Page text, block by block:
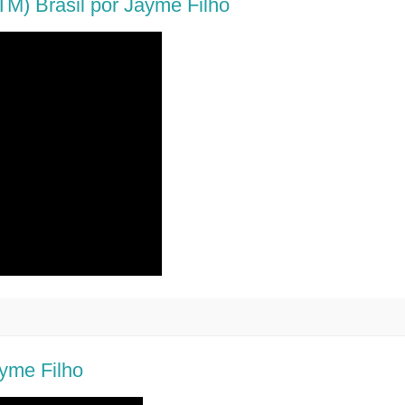
Brasil por Jayme Filho
Filho